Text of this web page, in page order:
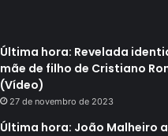
Última hora: Revelada
mãe de filho de Cristiano
(Vídeo)
27 de novembro de 2023
Última hora: João Malheiro